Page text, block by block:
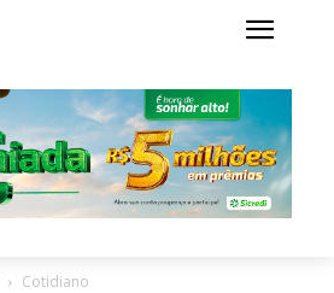
Cotidiano